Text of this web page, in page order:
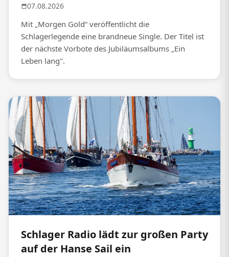
07.08.2026
Mit „Morgen Gold“ veröffentlicht die
Schlagerlegende eine brandneue Single. Der Titel ist
der nächste Vorbote des Jubiläumsalbums „Ein
Leben lang".
Schlager Radio lädt zur großen Party
auf der Hanse Sail ein